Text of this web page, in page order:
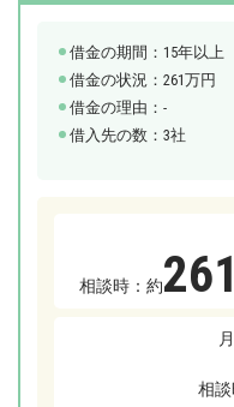
借金の期間：5年
借金の状況：137万円
借金の理由：生活費
借入先の数：3社
相談時
手